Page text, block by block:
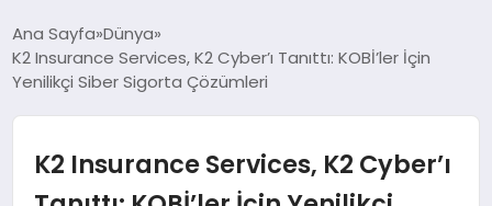
SIGORTA
EKONOMI
Ana Sayfa Dünya
K2 Insurance Services, K2 Cyber’ı Tanıttı: KOBİ’ler İçin
Yenilikçi Siber Sigorta Çözümleri
K2 Insurance Services, K2 Cyber’ı